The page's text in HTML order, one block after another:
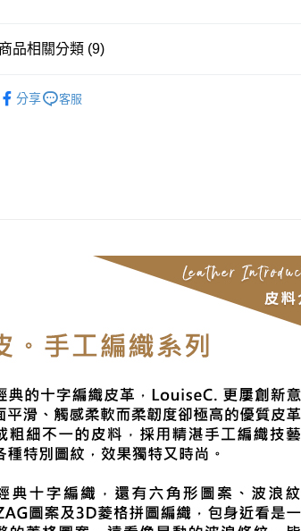
付款後全家取貨
7-11取貨付款
商品相關分類 (9)
【 皮件顏色挑選 】 靜謐溫柔 · 藍色
〈 編織系列 〉
分享 客服